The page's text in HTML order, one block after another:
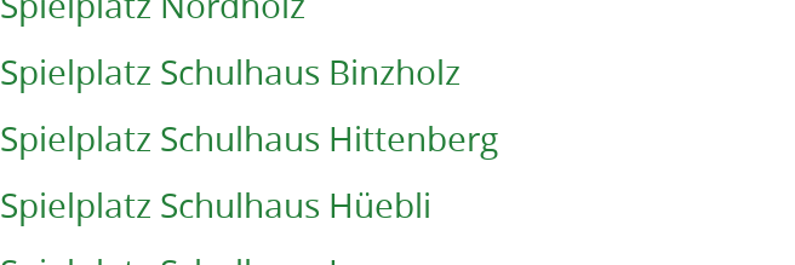
Spielplatz Schulhaus Binzholz
Spielplatz Schulhaus Hittenberg
Spielplatz Schulhaus Hüebli